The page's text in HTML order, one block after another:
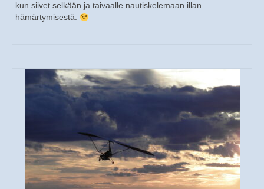
kun siivet selkään ja taivaalle nautiskelemaan illan
hämärtymisestä.